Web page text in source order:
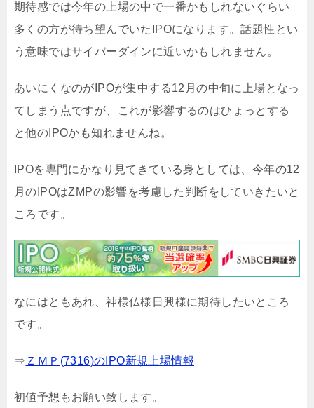
期待感では今年の上場の中で一番かもしれないぐらい
多くの方が待ち望んでいたIPOになります。話題性とい
う意味ではサイバーダインに近いかもしれません。
あいにくなのがIPOが集中する12月の中旬に上場となっ
てしまう点ですが、これが影響するのはひょっとする
と他のIPOかも知れませんね。
IPOを専門にかなり見てきている身としては、今年の12
月のIPOはZMPの影響を考慮した判断をしていきたいと
ころです。
なにはともあれ、神様仏様日興様に期待したいところ
です。
⇒ ＺＭＰ(7316)のIPO新規上場情報
初値予想もお願い致します。